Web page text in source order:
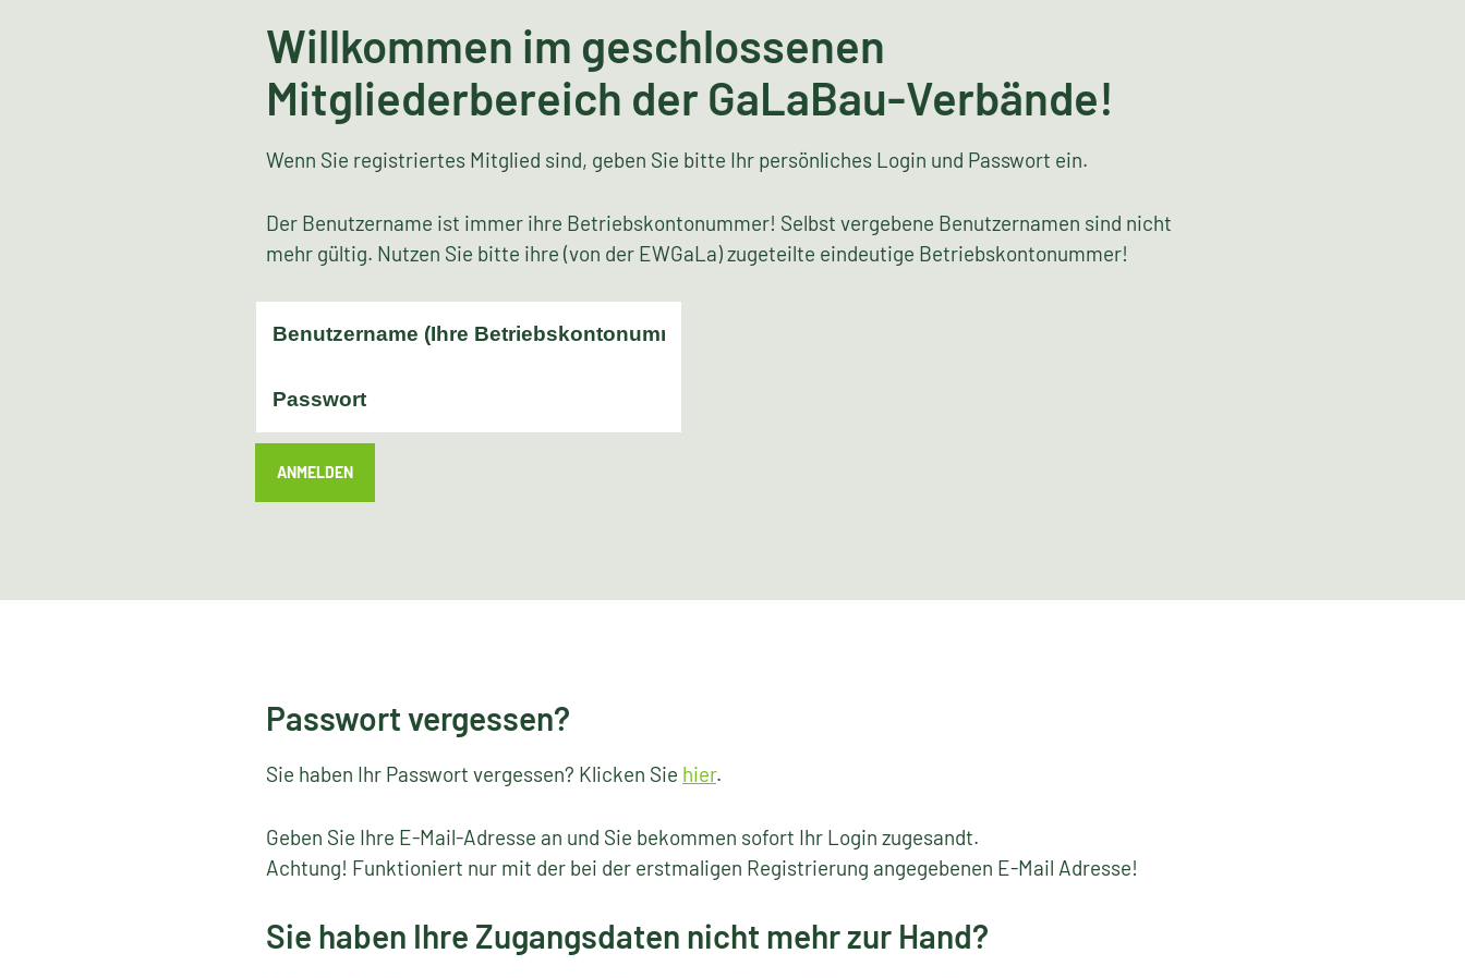
Willkommen im geschlossenen
Mitgliederbereich der GaLaBau-Verbände!
Wenn Sie registriertes Mitglied sind, geben Sie bitte Ihr persönliches Login und Passwort ein.
Der Benutzername ist immer ihre Betriebskontonummer! Selbst vergebene Benutzernamen sind nicht
mehr gültig. Nutzen Sie bitte ihre (von der EWGaLa) zugeteilte eindeutige Betriebskontonummer!
ANMELDEN
Passwort vergessen?
Sie haben Ihr Passwort vergessen? Klicken Sie hier.
Geben Sie Ihre E-Mail-Adresse an und Sie bekommen sofort Ihr Login zugesandt.
Achtung! Funktioniert nur mit der bei der erstmaligen Registrierung angegebenen E-Mail Adresse!
Sie haben Ihre Zugangsdaten nicht mehr zur Hand?